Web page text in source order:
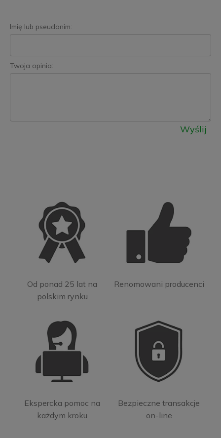
Imię lub pseudonim:
Twoja opinia:
Wyślij
Od ponad 25 lat na
polskim rynku
Renomowani producenci
Ekspercka pomoc na
każdym kroku
Bezpieczne transakcje
on-line